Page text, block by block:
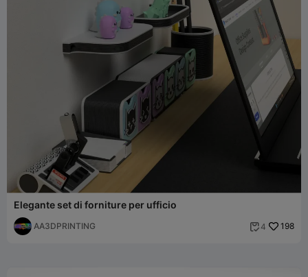
Elegante set di forniture per ufficio
AA3DPRINTING  4 198